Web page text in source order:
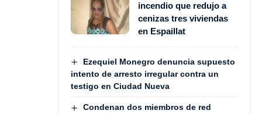
incendio que redujo a
cenizas tres viviendas
en Espaillat
Ezequiel Monegro denuncia supuesto
intento de arresto irregular contra un
testigo en Ciudad Nueva
Condenan dos miembros de red